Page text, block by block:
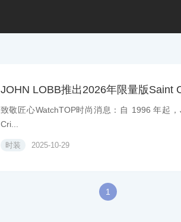
JOHN LOBB推出2026年限量版Saint
致敬匠心WatchTOP时尚消息：自 1996 年起
Cri...
时装 2025-10-29
1